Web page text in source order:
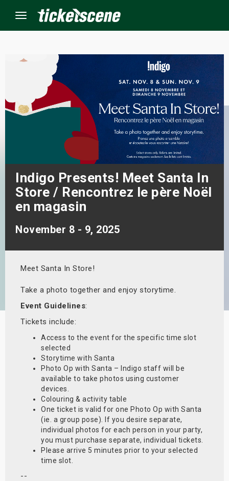
Menu
Indigo Presents! Meet Santa In
Store / Rencontrez le père Noël
en magasin
November 8 - 9, 2025
Meet Santa In Store!
Take a photo together and enjoy storytime.
Event Guidelines:
Tickets include:
Access to the event for the specific time slot
selected
Storytime with Santa
Photo Op with Santa – Indigo staff will be
available to take photos using customer
devices.
Colouring & activity table
One ticket is valid for one Photo Op with Santa
(ie. a group pose). If you desire separate,
individual photos for each person in your party,
you must purchase separate, individual tickets.
Please arrive 5 minutes prior to your selected
time slot.
--
Events
Weekend
Weekend
Shows